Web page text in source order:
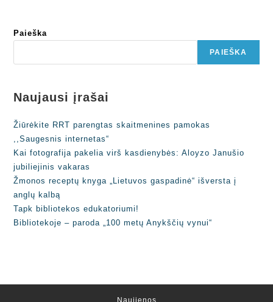
Paieška
PAIEŠKA
Naujausi įrašai
Žiūrėkite RRT parengtas skaitmenines pamokas
,,Saugesnis internetas“
Kai fotografija pakelia virš kasdienybės: Aloyzo Janušio
jubiliejinis vakaras
Žmonos receptų knyga „Lietuvos gaspadinė“ išversta į
anglų kalbą
Tapk bibliotekos edukatoriumi!
Bibliotekoje – paroda „100 metų Anykščių vynui“